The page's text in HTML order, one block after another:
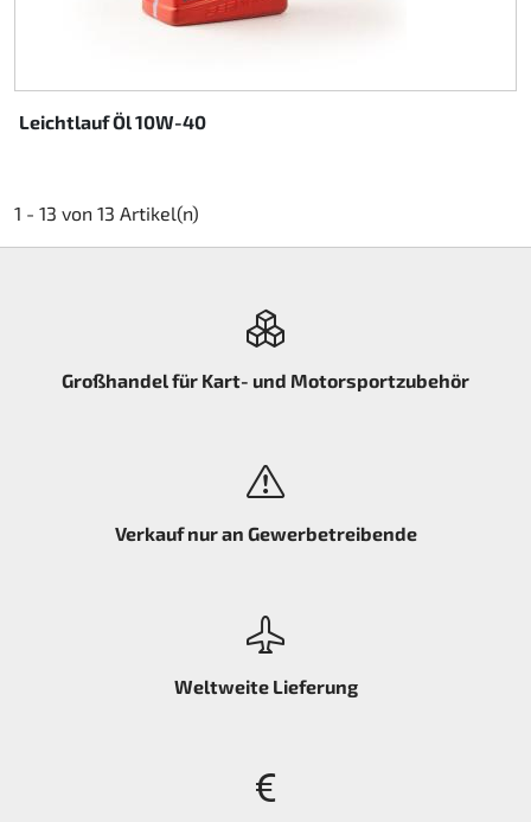
Leichtlauf Öl 10W-40
1 - 13 von 13 Artikel(n)
Großhandel für Kart- und Motorsportzubehör
Verkauf nur an Gewerbetreibende
Weltweite Lieferung